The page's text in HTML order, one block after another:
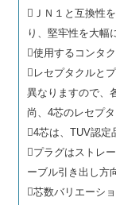
ＪＮ１と互換性
り、堅牢性を大幅
使用するコンタ
レセプタクルと
異なりますので、
尚、4芯のレセプ
4芯は、TUV認定
プラグはストレ
ーブル引き出し方
芯数バリエーシ